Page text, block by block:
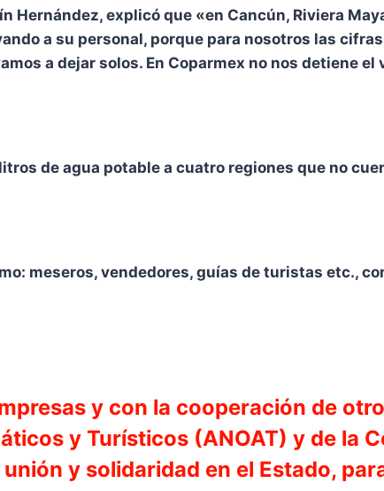
Hernández, explicó que «en Cancún, Riviera
a su personal, porque para nosotros las
a dejar solos. En Coparmex no nos detiene el
de agua potable a cuatro regiones que no
meseros, vendedores, guías de turistas etc.,
y con la cooperación de
y Turísticos (ANOAT) y de la
y solidaridad en el Estado,